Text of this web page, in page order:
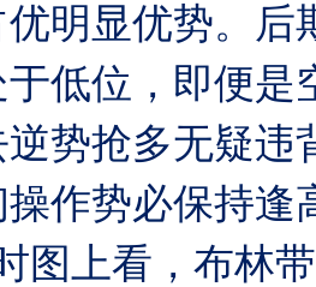
明显优势。后
低位，即便是
势抢多无疑违
操作势必保持逢
上看，布林带